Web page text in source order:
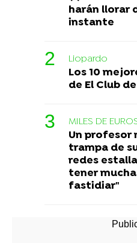
harán llorar
instante
Liopardo
Los 10
de El Club
MILES DE
Un profesor
trampa de
redes
tener
fastidiar"